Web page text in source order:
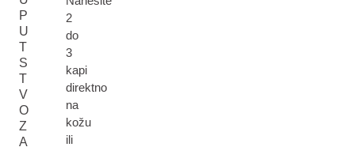
P
U
T
S
T
V
O
Z
A
2
do
3
kapi
direktno
na
kožu
ili